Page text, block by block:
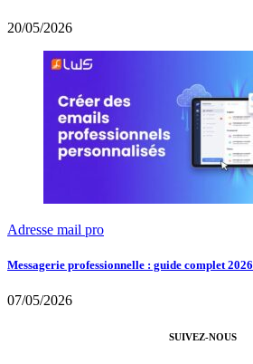
20/05/2026
Adresse mail pro
Messagerie professionnelle : guide complet 2026
07/05/2026
SUIVEZ-NOUS